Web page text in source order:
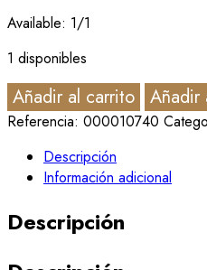
Available: 1/1
1 disponibles
Añadir al carrito Añadir
Referencia: 000010740
Descripción
Información adicional
Descripción